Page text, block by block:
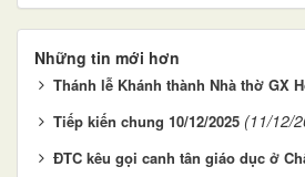
Những tin mới hơn
Thánh lễ Khánh thành Nhà thờ GX
Tiếp kiến chung 10/12/2025 (11/12/
ĐTC kêu gọi canh tân giáo dục ở